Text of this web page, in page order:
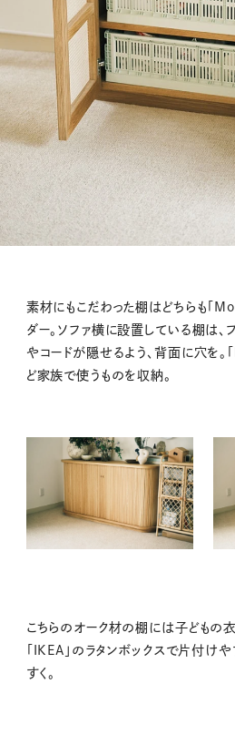
素材にもこだわった棚はどちらも「
ダー。ソファ横に設置している棚は、
やコードが隠せるよう、背面に穴を。
ど家族で使うものを収納。
こちらのオーク材の棚には子どもの
「IKEA」のラタンボックスで片付け
すく。